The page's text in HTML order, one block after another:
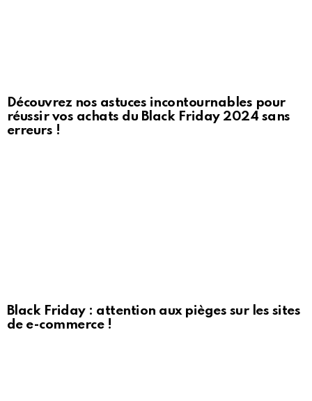
Découvrez nos astuces incontournables pour
réussir vos achats du Black Friday 2024 sans
erreurs !
Black Friday : attention aux pièges sur les sites
de e-commerce !